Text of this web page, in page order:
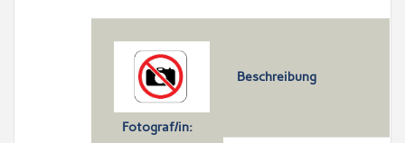
Fotograf/in:
Beschreibung